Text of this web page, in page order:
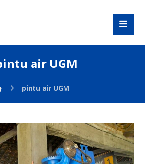
air UGM
pintu air UGM